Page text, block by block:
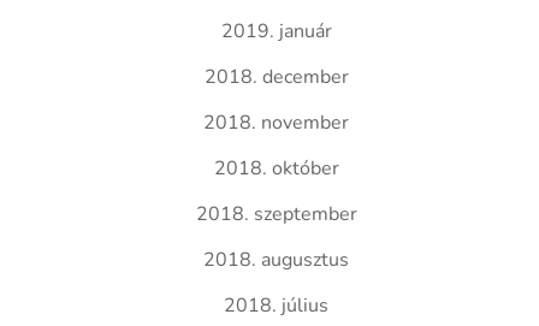
2019. január
2018. december
2018. november
2018. október
2018. szeptember
2018. augusztus
2018. július